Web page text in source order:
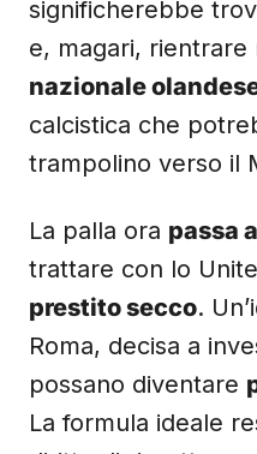
significherebbe
e, magari, rientrare
nazionale
calcistica che
trampolino verso il
La palla ora passa
trattare con lo
prestito secco.
Roma, decisa a
possano diventare
La formula ideale